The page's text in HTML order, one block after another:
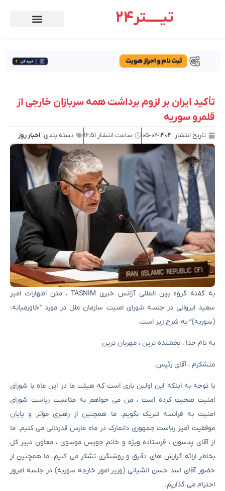
تیـــــتر24
تأکید ایران بر لزوم برداشت همه سربازان خارجی از
قلمرو سوریه
تاریخ انتشار: ۱۴۰۴-۰۲-۰۵ ساعت انتشار ۱۶:۵۱ دسته بندی: اخبار روز
به گفته گروه بین المللی آژانس خبری TASNIM ، متن اظهارات امیر
سعید ایروانی در جلسه شورای امنیت سازمان ملل در مورد “خاورمیانه:
(سوریه)” به شرح زیر است.
به نام خدا ، بخشنده ترین ، مهربان ترین
متشکرم ، آقای رئیس.
با توجه به اینکه این اولین باری است که هیئت ما در این ماه با شورای
امنیت صحبت کرده است ، من می خواهم به مناسبت ریاست شورای
امنیت به فرانسه تبریک بگویم. ما همچنین از رهبری مؤثر و پایان
موفقیت آمیز ریاست جمهوری دانمارک در ماه مارس قدردانی می کنیم. ما
از آقای پدسون ، فرستاده ویژه و خانم جویس موسوی ، معاون دبیر کل
بخاطر ارائه گزارش های دقیق و روشنگری تشکر می کنیم. ما همچنین از
حضور آقای اسد حسن الشیانی (وزیر امور خارجه سوریه) در جلسه امروز
احترام می گذاریم.